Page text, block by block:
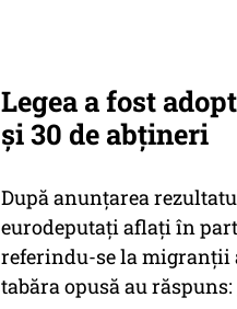
Legea a fost
și 30 de abțineri
După anunțarea
eurodeputați aflați în
referindu-se la migranții
tabăra opusă au răspuns: